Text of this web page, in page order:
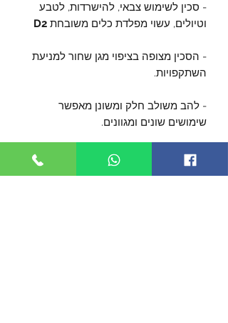
- סכין לשימוש צבאי, להישרדות, לטבע
וטיולים, עשוי מפלדת כלים משובחת D2
- הסכין מצופה בציפוי מגן שחור למניעת
השתקפויות.
- להב משולב חלק ומשונן מאפשר
שימושים שונים ומגוונים.
- אורך הלהב 160 מ"מ